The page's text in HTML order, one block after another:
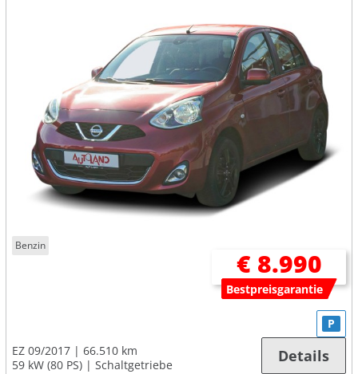
Benzin
€ 8.990
Bestpreisgarantie
EZ 09/2017
66.510 km
59 kW (80 PS)
Schaltgetriebe
P
Details